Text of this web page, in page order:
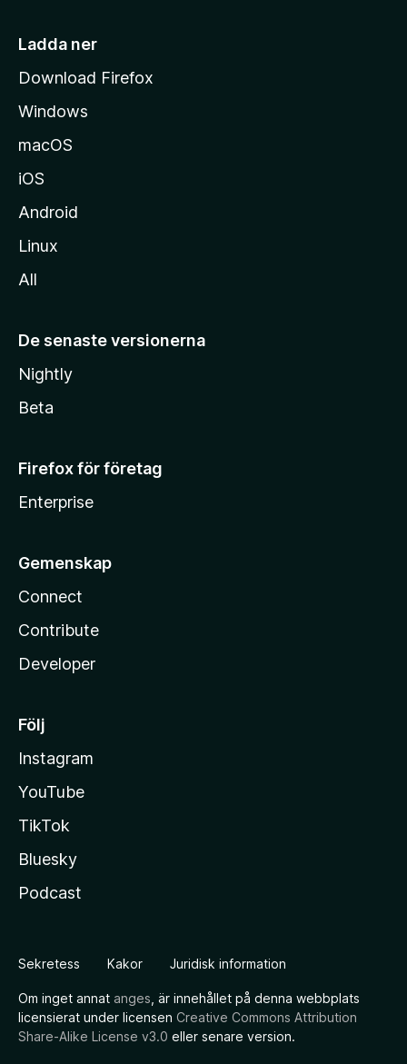
i
a
Ladda ner
Download Firefox
Windows
macOS
iOS
Android
Linux
All
De senaste versionerna
Nightly
Beta
Firefox för företag
Enterprise
Gemenskap
Connect
Contribute
Developer
Följ
Instagram
YouTube
TikTok
Bluesky
Podcast
Sekretess Kakor Juridisk information
Om inget annat anges , är innehållet på denna webbplats
licensierat under licensen Creative Commons Attribution
Share-Alike License v3.0 eller senare version.